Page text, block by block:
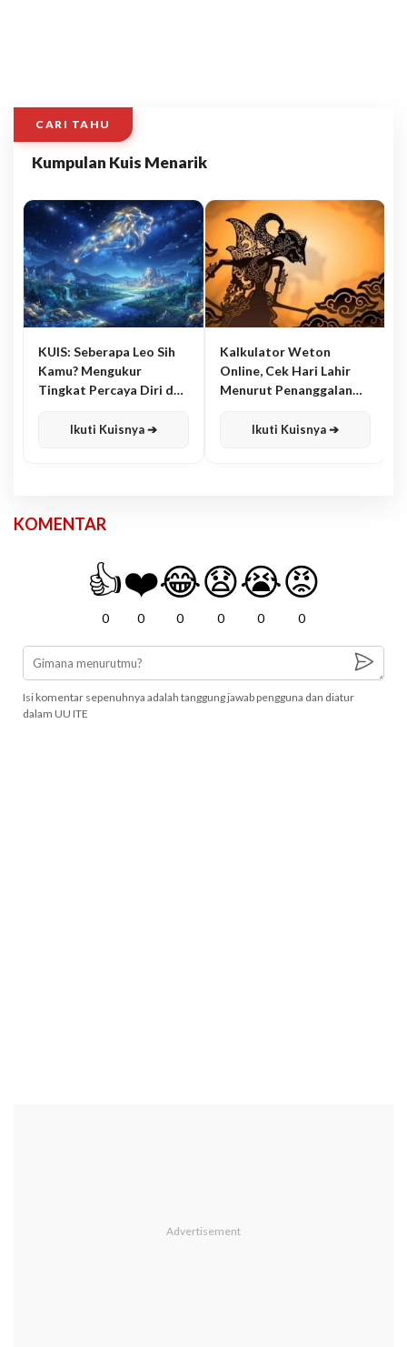
CARI TAHU
Kumpulan Kuis Menarik
KUIS: Seberapa Leo Sih
Kamu? Mengukur
Tingkat Percaya Diri dan
Ikuti Kuisnya ➔
Kalkulator Weton
Online, Cek Hari Lahir
Menurut Penanggalan
Ikuti Kuisnya ➔
KOMENTAR
👍
0
❤️
0
😂
0
😧
0
😭
0
😡
0
Isi komentar sepenuhnya adalah tanggung jawab pengguna dan diatur
dalam UU ITE